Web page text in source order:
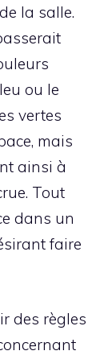
la salle.
ou le
vertes
mais
ainsi à
Tout
dans un
faire
des règles